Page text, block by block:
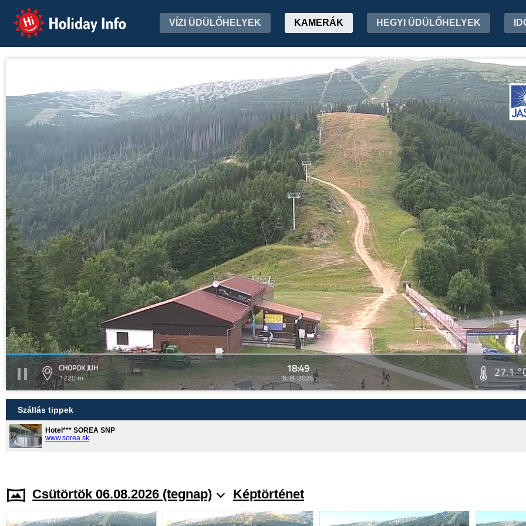
Holiday Info VÍZI ÜDÜLŐHELYEK KAMERÁK HEGYI ÜDÜLŐHELYEK
CHOPOK JUH
1220 m
18:49
6. 8. 2026 27.1
Szállás tippek
Hotel*** SOREA SNP
www.sorea.sk
Csütörtök 06.08.2026 (tegnap) Képtörténet